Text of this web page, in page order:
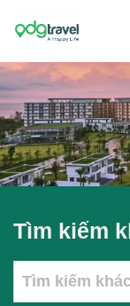
Tìm kiếm